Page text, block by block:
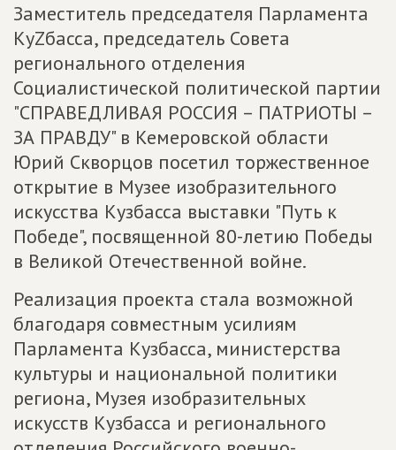
Заместитель председателя Парламента
КуZбасса, председатель Совета
регионального отделения
Социалистической политической партии
"СПРАВЕДЛИВАЯ РОССИЯ – ПАТРИОТЫ –
ЗА ПРАВДУ" в Кемеровской области
Юрий Скворцов посетил торжественное
открытие в Музее изобразительного
искусства Кузбасса выставки "Путь к
Победе", посвященной 80-летию Победы
в Великой Отечественной войне.
Реализация проекта стала возможной
благодаря совместным усилиям
Парламента Кузбасса, министерства
культуры и национальной политики
региона, Музея изобразительных
искусств Кузбасса и регионального